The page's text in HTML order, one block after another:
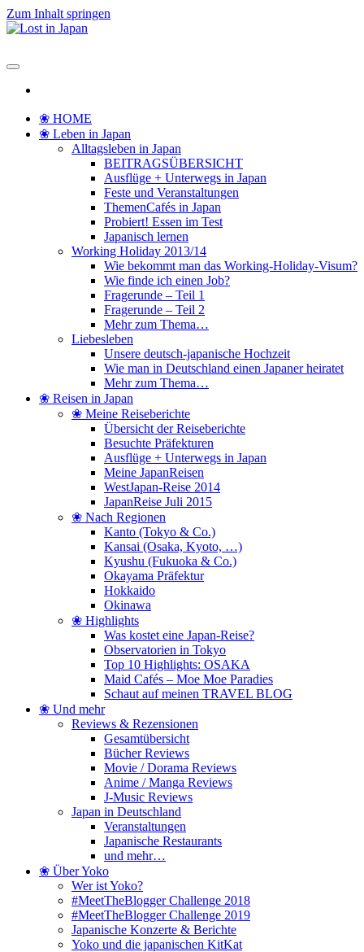
Zum Inhalt springen
❀ HOME
❀ Leben in Japan
Alltagsleben in Japan
BEITRAGSÜBERSICHT
Ausflüge + Unterwegs in Japan
Feste und Veranstaltungen
ThemenCafés in Japan
Probiert! Essen im Test
Japanisch lernen
Working Holiday 2013/14
Wie bekommt man das Working-Holiday-Visum?
Wie finde ich einen Job?
Fragerunde – Teil 1
Fragerunde – Teil 2
Mehr zum Thema…
Liebesleben
Unsere deutsch-japanische Hochzeit
Wie man in Deutschland einen Japaner heiratet
Mehr zum Thema…
❀ Reisen in Japan
❀ Meine Reiseberichte
Übersicht der Reiseberichte
Besuchte Präfekturen
Ausflüge + Unterwegs in Japan
Meine JapanReisen
WestJapan-Reise 2014
JapanReise Juli 2015
❀ Nach Regionen
Kanto (Tokyo & Co.)
Kansai (Osaka, Kyoto, …)
Kyushu (Fukuoka & Co.)
Okayama Präfektur
Hokkaido
Okinawa
❀ Highlights
Was kostet eine Japan-Reise?
Observatorien in Tokyo
Top 10 Highlights: OSAKA
Maid Cafés – Moe Moe Paradies
Schaut auf meinen TRAVEL BLOG
❀ Und mehr
Reviews & Rezensionen
Gesamtübersicht
Bücher Reviews
Movie / Dorama Reviews
Anime / Manga Reviews
J-Music Reviews
Japan in Deutschland
Veranstaltungen
Japanische Restaurants
und mehr…
❀ Über Yoko
Wer ist Yoko?
#MeetTheBlogger Challenge 2018
#MeetTheBlogger Challenge 2019
Japanische Konzerte & Berichte
Yoko und die japanischen KitKat